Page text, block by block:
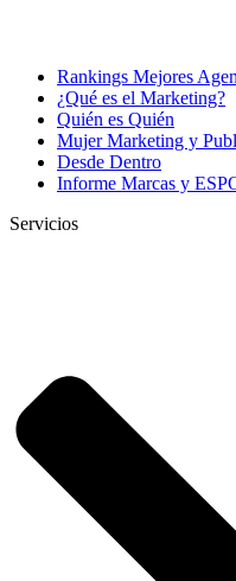
Rankings Mejores
¿Qué es el Marketing?
Quién es Quién
Mujer Marketing y
Desde Dentro
Informe Marcas y
Servicios